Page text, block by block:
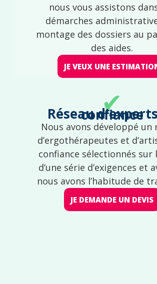
nous vous assistons
démarches
montage des dossiers au
des aides.
JE VEUX UNE
✔
Réseau d'experts de confiance
Nous avons développé un
d’ergothérapeutes et
confiance sélectionnés sur
d’une série d’exigences et
nous avons l’habitude de
JE DEMANDE UN DEVIS